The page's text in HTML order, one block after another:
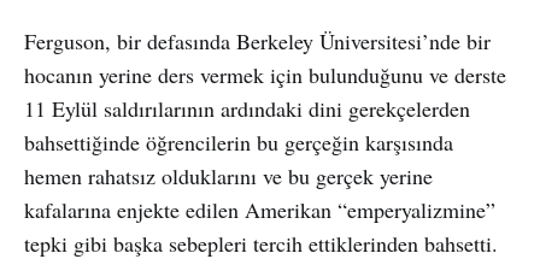
Ferguson, bir defasında Berkeley Üniversitesi’nde bir
hocanın yerine ders vermek için bulunduğunu ve derste
11 Eylül saldırılarının ardındaki dini gerekçelerden
bahsettiğinde öğrencilerin bu gerçeğin karşısında
hemen rahatsız olduklarını ve bu gerçek yerine
kafalarına enjekte edilen Amerikan “emperyalizmine”
tepki gibi başka sebepleri tercih ettiklerinden bahsetti.